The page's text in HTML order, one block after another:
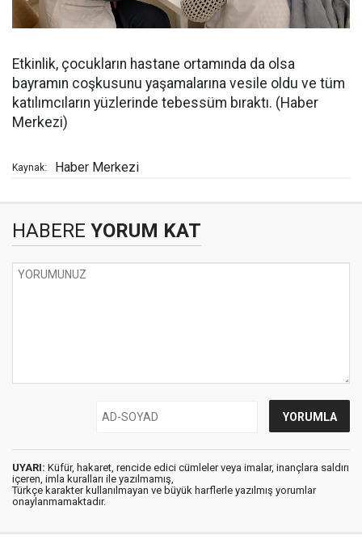
Etkinlik, çocukların hastane ortamında da olsa
bayramın coşkusunu yaşamalarına vesile oldu ve tüm
katılımcıların yüzlerinde tebessüm bıraktı. (Haber
Merkezi)
Kaynak: Haber Merkezi
HABERE YORUM KAT
UYARI: Küfür, hakaret, rencide edici cümleler veya imalar, inançlara saldırı
içeren, imla kuralları ile yazılmamış,
Türkçe karakter kullanılmayan ve büyük harflerle yazılmış yorumlar
onaylanmamaktadır.